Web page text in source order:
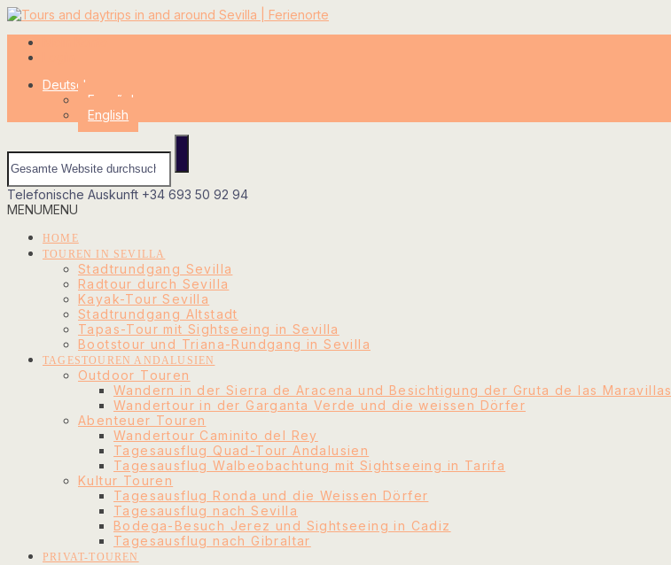
Deutsch
Español
English
Telefonische Auskunft +34 693 50 92 94
MENUMENU
HOME
TOUREN IN SEVILLA
Stadtrundgang Sevilla
Radtour durch Sevilla
Kayak-Tour Sevilla
Stadtrundgang Altstadt
Tapas-Tour mit Sightseeing in Sevilla
Bootstour und Triana-Rundgang in Sevilla
TAGESTOUREN ANDALUSIEN
Outdoor Touren
Wandern in der Sierra de Aracena und Besichtigung der Gruta de las Maravillas
Wandertour in der Garganta Verde und die weissen Dörfer
Abenteuer Touren
Wandertour Caminito del Rey
Tagesausflug Quad-Tour Andalusien
Tagesausflug Walbeobachtung mit Sightseeing in Tarifa
Kultur Touren
Tagesausflug Ronda und die Weissen Dörfer
Tagesausflug nach Sevilla
Bodega-Besuch Jerez und Sightseeing in Cadiz
Tagesausflug nach Gibraltar
PRIVAT-TOUREN